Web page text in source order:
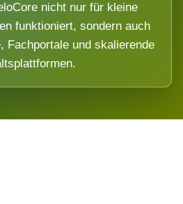
nicht nur für kleine
funktioniert, sondern auch
Fachportale und skalierende